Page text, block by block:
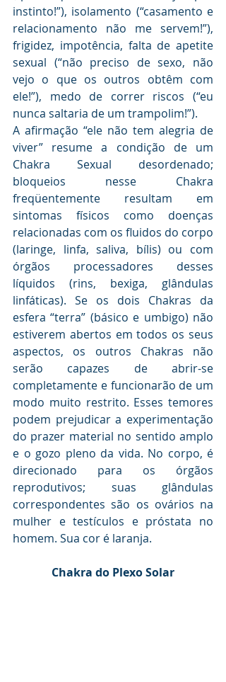
instinto!”), isolamento (“casamento e
relacionamento não me servem!”),
frigidez, impotência, falta de apetite
sexual (“não preciso de sexo, não
vejo o que os outros obtêm com
ele!”), medo de correr riscos (“eu
nunca saltaria de um trampolim!”).
A afirmação “ele não tem alegria de
viver” resume a condição de um
Chakra Sexual desordenado;
bloqueios nesse Chakra
freqüentemente resultam em
sintomas físicos como doenças
relacionadas com os fluidos do corpo
(laringe, linfa, saliva, bílis) ou com
órgãos processadores desses
líquidos (rins, bexiga, glândulas
linfáticas). Se os dois Chakras da
esfera “terra” (básico e umbigo) não
estiverem abertos em todos os seus
aspectos, os outros Chakras não
serão capazes de abrir-se
completamente e funcionarão de um
modo muito restrito. Esses temores
podem prejudicar a experimentação
do prazer material no sentido amplo
e o gozo pleno da vida. No corpo, é
direcionado para os órgãos
reprodutivos; suas glândulas
correspondentes são os ovários na
mulher e testículos e próstata no
homem. Sua cor é laranja.
Chakra do Plexo Solar